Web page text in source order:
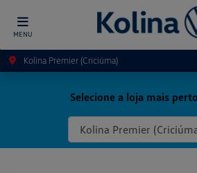
MENU
Kolina Premier (Criciúma)
Selecione a loja mais